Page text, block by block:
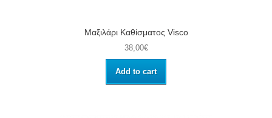
Μαξιλάρι Καθίσματος Visco
38,00€
Add to cart